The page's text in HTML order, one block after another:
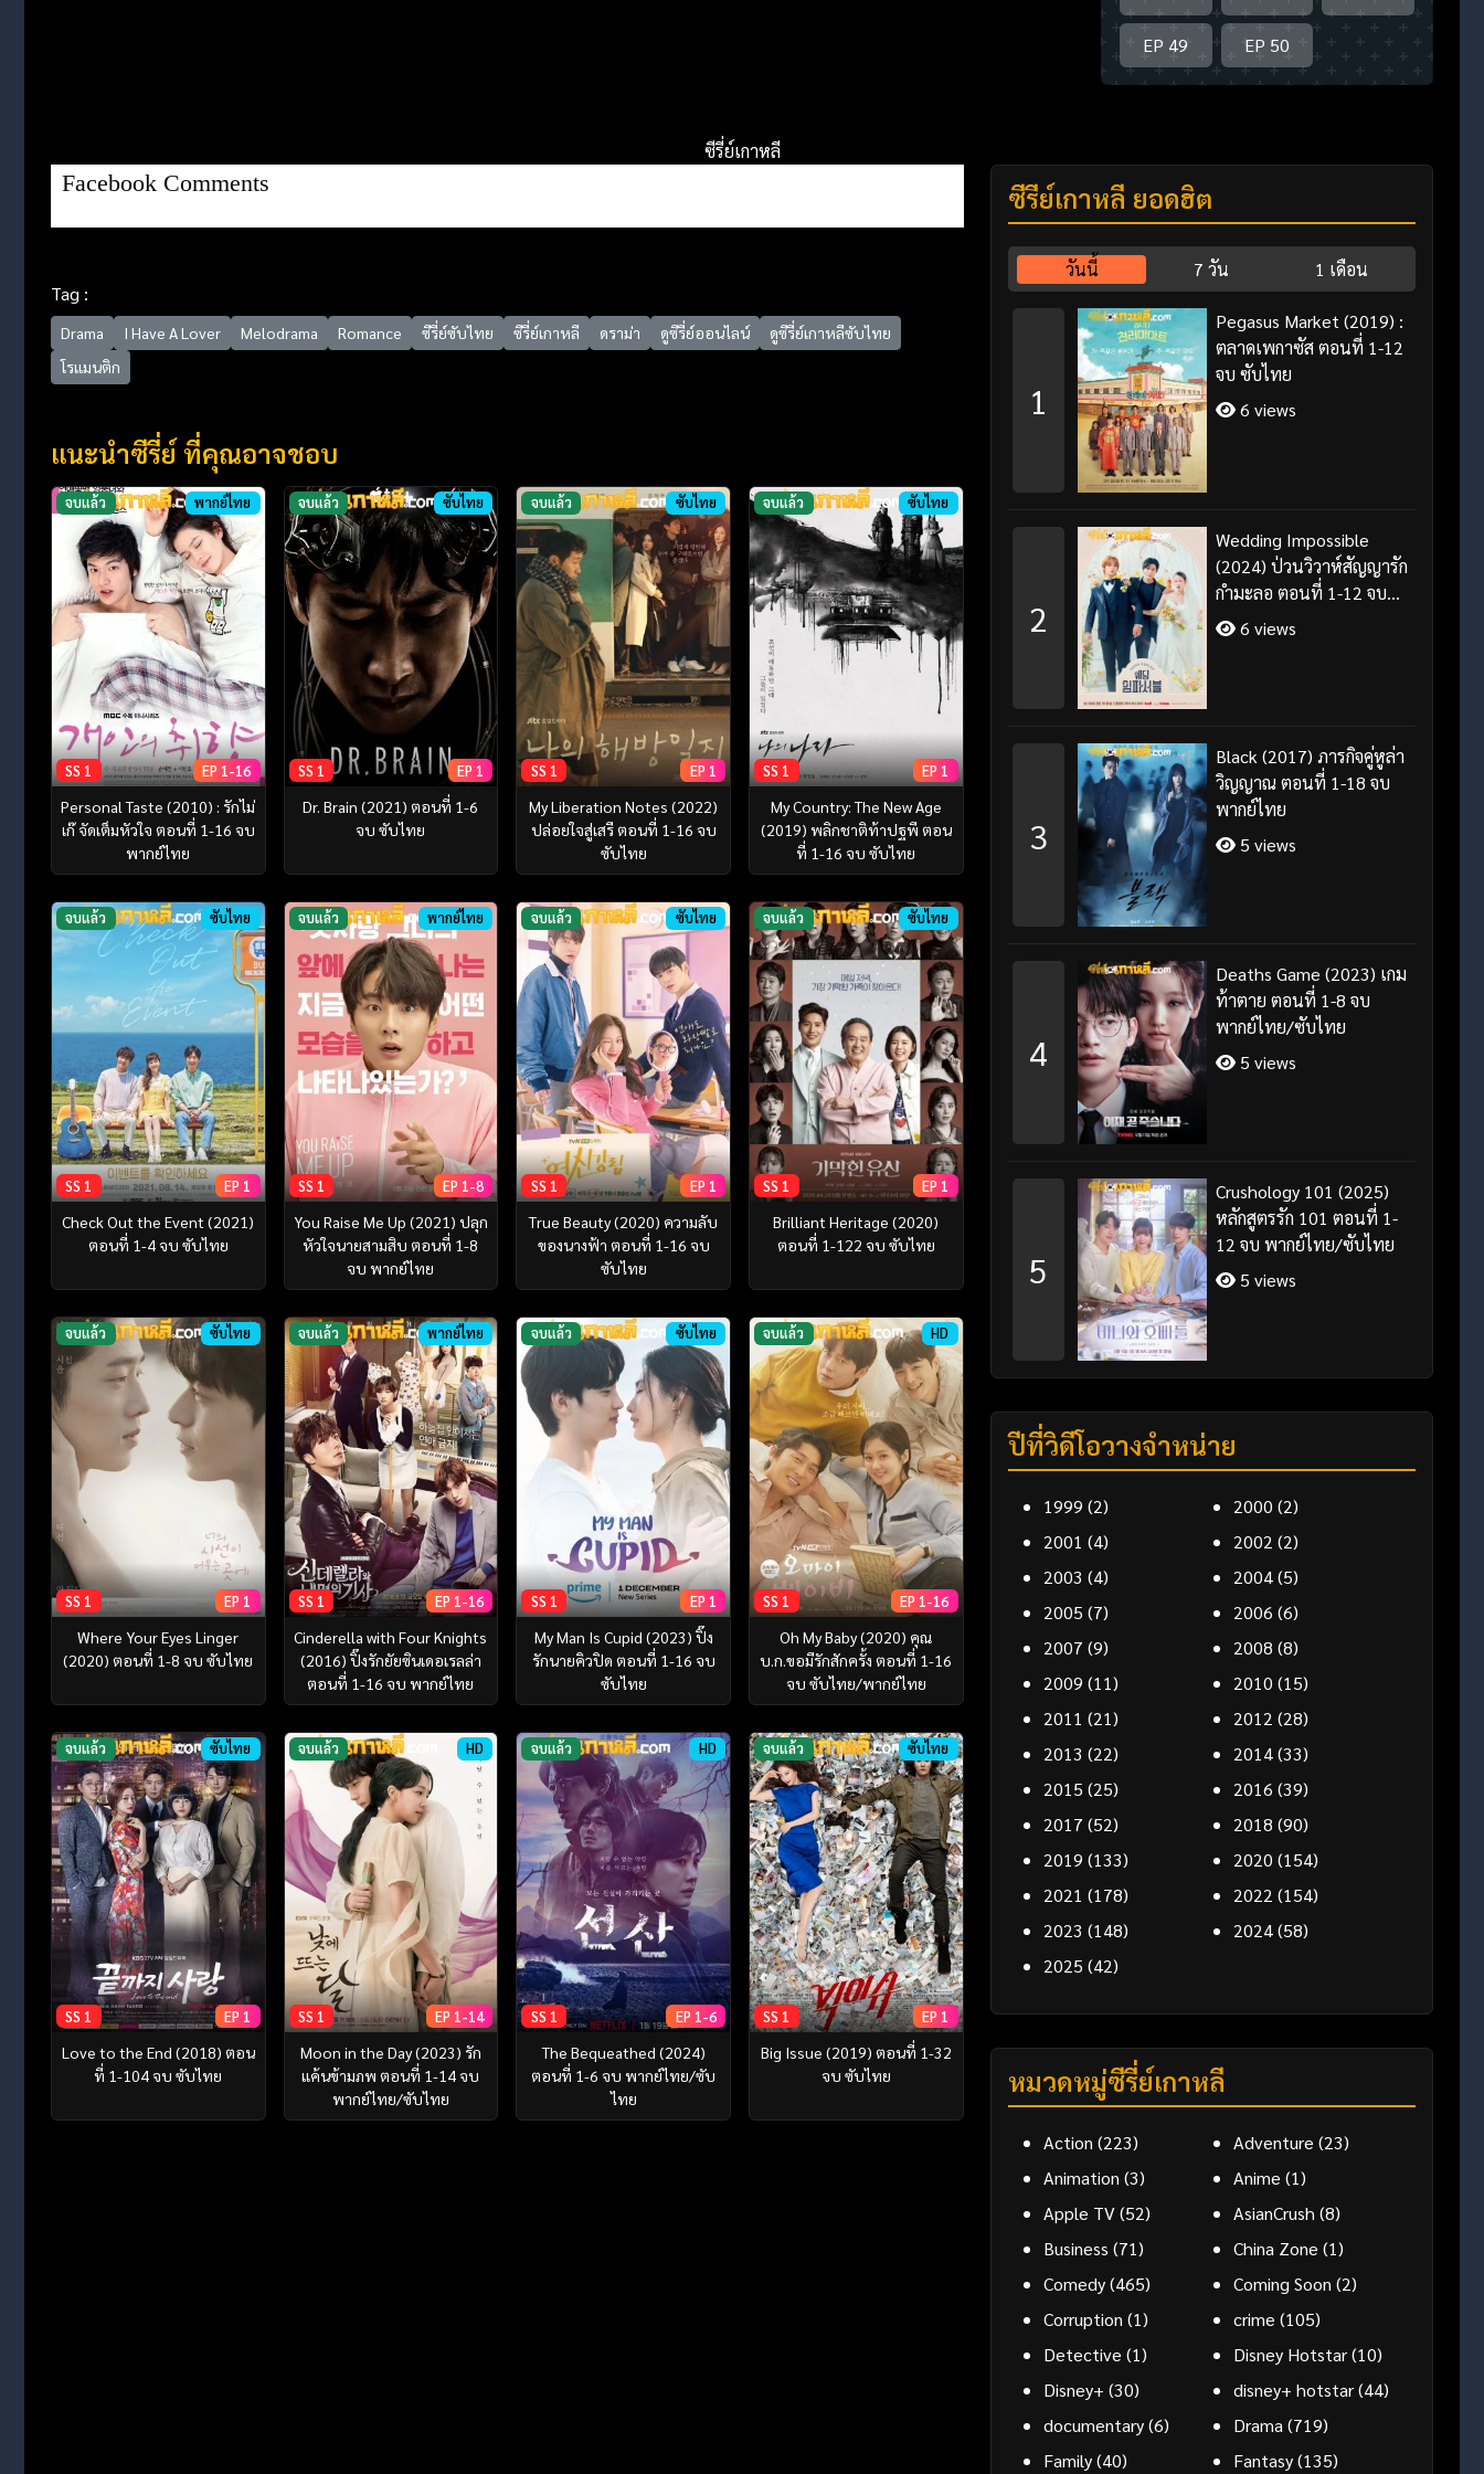
EP 49 EP 50
ซีรี่ย์เกาหลี
Facebook Comments
Tag :
Drama I Have A Lover Melodrama Romance ซีรี่ย์ซับไทย ซีรี่ย์เกาหลี ดราม่า ดูซีรี่ย์ออนไลน์
ดูซีรี่ย์เกาหลีซับไทย
โรแมนติก
แนะนำซีรี่ย์ ที่คุณอาจชอบ
จบแล้ว พากย์ไทย
SS 1 EP 1-16
Personal Taste (2010) : รักไม่
เก๊ จัดเต็มหัวใจ ตอนที่ 1-16 จบ
พากย์ไทย
จบแล้ว ซับไทย
SS 1 EP 1
Dr. Brain (2021) ตอนที่ 1-6
จบ ซับไทย
จบแล้ว ซับไทย
SS 1 EP 1
My Liberation Notes (2022)
ปล่อยใจสู่เสรี ตอนที่ 1-16 จบ
ซับไทย
จบแล้ว ซับไทย
SS 1 EP 1
My Country: The New Age
(2019) พลิกชาติท้าปฐพี ตอน
ที่ 1-16 จบ ซับไทย
จบแล้ว ซับไทย
SS 1 EP 1
Check Out the Event (2021)
ตอนที่ 1-4 จบ ซับไทย
จบแล้ว พากย์ไทย
SS 1 EP 1-8
You Raise Me Up (2021) ปลุก
หัวใจนายสามสิบ ตอนที่ 1-8
จบ พากย์ไทย
จบแล้ว ซับไทย
SS 1 EP 1
True Beauty (2020) ความลับ
ของนางฟ้า ตอนที่ 1-16 จบ
ซับไทย
จบแล้ว ซับไทย
SS 1 EP 1
Brilliant Heritage (2020)
ตอนที่ 1-122 จบ ซับไทย
จบแล้ว ซับไทย
SS 1 EP 1
Where Your Eyes Linger
(2020) ตอนที่ 1-8 จบ ซับไทย
จบแล้ว พากย์ไทย
SS 1 EP 1-16
Cinderella with Four Knights
(2016) ปิ๊งรักยัยซินเดอเรลล่า
ตอนที่ 1-16 จบ พากย์ไทย
จบแล้ว ซับไทย
SS 1 EP 1
My Man Is Cupid (2023) ปิ๊ง
รักนายคิวปิด ตอนที่ 1-16 จบ
ซับไทย
จบแล้ว HD
SS 1 EP 1-16
Oh My Baby (2020) คุณ
บ.ก.ขอมีรักสักครั้ง ตอนที่ 1-16
จบ ซับไทย/พากย์ไทย
จบแล้ว ซับไทย
SS 1 EP 1
Love to the End (2018) ตอน
ที่ 1-104 จบ ซับไทย
จบแล้ว HD
SS 1 EP 1-14
Moon in the Day (2023) รัก
แค้นข้ามภพ ตอนที่ 1-14 จบ
พากย์ไทย/ซับไทย
จบแล้ว HD
SS 1 EP 1-6
The Bequeathed (2024)
ตอนที่ 1-6 จบ พากย์ไทย/ซับ
ไทย
จบแล้ว ซับไทย
SS 1 EP 1
Big Issue (2019) ตอนที่ 1-32
จบ ซับไทย
ซีรี่ย์เกาหลี ยอดฮิต
วันนี้ 7 วัน 1 เดือน
1
Pegasus Market (2019) :
ตลาดเพกาซัส ตอนที่ 1-12
จบ ซับไทย
6 views
2
Wedding Impossible
(2024) ป่วนวิวาห์สัญญารัก
กำมะลอ ตอนที่ 1-12 จบ
พากย์ไทย/ซับไทย
6 views
3
Black (2017) ภารกิจคู่หูล่า
วิญญาณ ตอนที่ 1-18 จบ
พากย์ไทย
5 views
4
Deaths Game (2023) เกม
ท้าตาย ตอนที่ 1-8 จบ
พากย์ไทย/ซับไทย
5 views
5
Crushology 101 (2025)
หลักสูตรรัก 101 ตอนที่ 1-
12 จบ พากย์ไทย/ซับไทย
5 views
ปีที่วิดีโอวางจำหน่าย
1999 (2) 2000 (2)
2001 (4) 2002 (2)
2003 (4) 2004(5)
2005 (7) 2006 (6)
2007 (9) 2008 (8)
2009 (11) 2010 (15)
2011 (21) 2012 (28)
2013 (22) 2014(33)
2015 (25) 2016 (39)
2017 (52) 2018 (90)
2019 (133) 2020 (154)
2021 (178) 2022 (154)
2023 (148) 2024(58)
2025 (42)
หมวดหมู่ซีรี่ย์เกาหลี
Action (223) Adventure (23)
Animation (3) Anime (1)
Apple TV(52) AsianCrush (8)
Business (71) China Zone (1)
Comedy(465) Coming Soon (2)
Corruption (1) crime (105)
Detective (1) Disney Hotstar(10)
Disney+ (30) disney+ hotstar(44)
documentary(6) Drama(719)
Family(40) Fantasy(135)